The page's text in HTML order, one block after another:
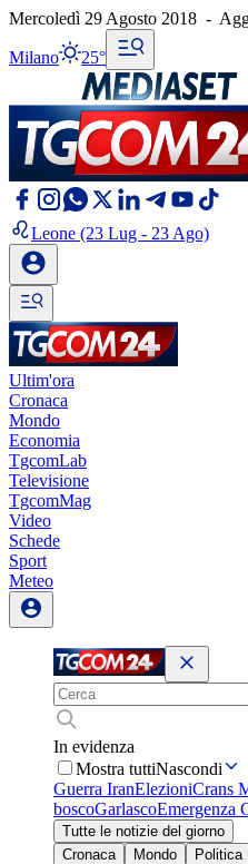
Mercoledì 29 Agosto 2018 -
Milano 25°
Leone (23 Lug - 23 Ago)
Ultim'ora
Cronaca
Mondo
Economia
TgcomLab
Televisione
TgcomMag
Video
Schede
Sport
Meteo
In evidenza
Mostra tuttiNascondi
Guerra IranElezioniCrans
boscoGarlascoEmergenza
Tutte le notizie del giorno
Cronaca
Mondo Politica